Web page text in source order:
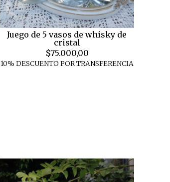
Juego de 5 vasos de whisky de
cristal
$75.000,00
10% DESCUENTO POR TRANSFERENCIA